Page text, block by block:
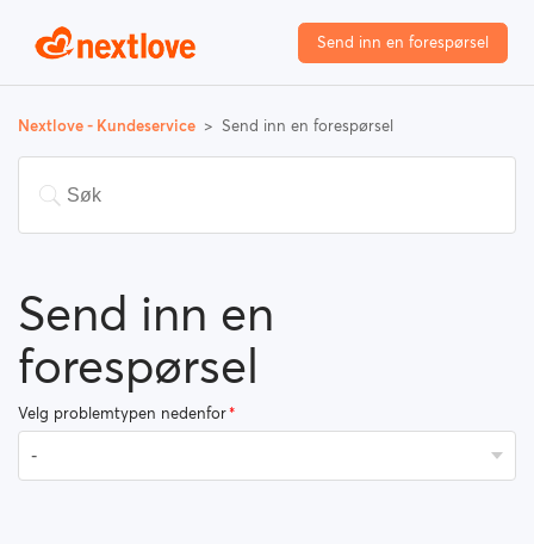
Send inn en forespørsel
Nextlove - Kundeservice Send inn en forespørsel
Send inn en
forespørsel
Velg problemtypen nedenfor